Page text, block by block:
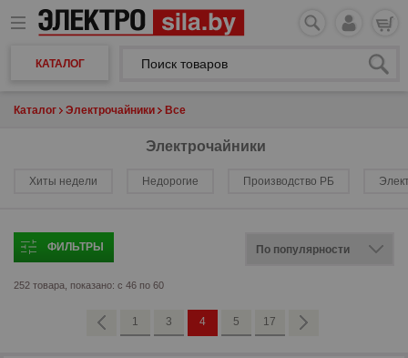
КАТАЛОГ
Каталог Электрочайники Все
Электрочайники
Хиты недели Недорогие Производство РБ
ФИЛЬТРЫ
252 товара, показано: с 46 по 60
1 3 4 5 17